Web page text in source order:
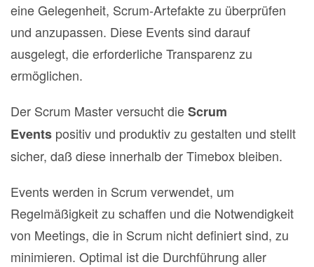
eine Gelegenheit, Scrum‐Artefakte zu überprüfen
und anzupassen. Diese Events sind darauf
ausgelegt, die erforderliche Transparenz zu
ermöglichen.
Der Scrum Master versucht dieScrum
Events positiv und produktiv zu gestalten und stellt
sicher, daß diese innerhalb der Timebox bleiben.
Events werden in Scrum verwendet, um
Regelmäßigkeit zu schaffen und die Notwendigkeit
von Meetings, die in Scrum nicht definiert sind, zu
minimieren. Optimal ist die Durchführung aller